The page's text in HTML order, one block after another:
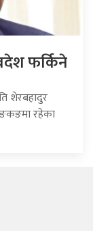
फर्किने
शेरबहादुर
रहेका